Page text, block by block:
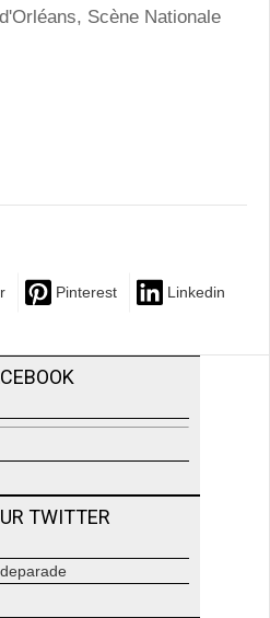
Scène Nationale
Pinterest Linkedin
TWITTER